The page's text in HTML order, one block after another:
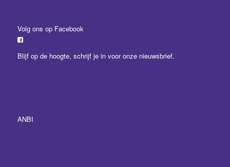
Volg ons op Facebook
Blijf op de hoogte, schrijf je invoor onze nieuwsbrief.
ANBI